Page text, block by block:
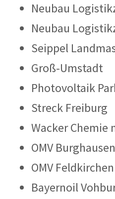
Neubau
Neubau
Seippel
Groß-Umstadt
Photovoltaik
Streck Freiburg
Wacker Chemie
OMV Burghausen
OMV Feldkirchen
Bayernoil